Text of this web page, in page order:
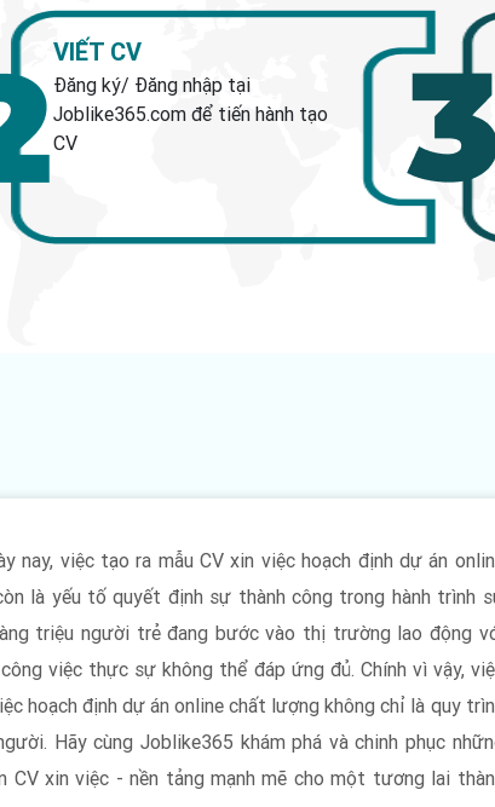
VIẾT CV
Đăng ký/ Đăng nhập tại
Joblike365.com để tiến hành tạo
CV
nay, việc tạo ra mẫu CV xin việc hoạch định dự án
là yếu tố quyết định sự thành công trong hành trình
triệu người trẻ đang bước vào thị trường lao động
việc thực sự không thể đáp ứng đủ. Chính vì vậy,
hoạch định dự án online chất lượng không chỉ là quy
Hãy cùng Joblike365 khám phá và chinh phục
xin việc - nền tảng mạnh mẽ cho một tương lai